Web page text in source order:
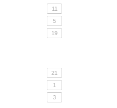
11
5
19
21
1
3